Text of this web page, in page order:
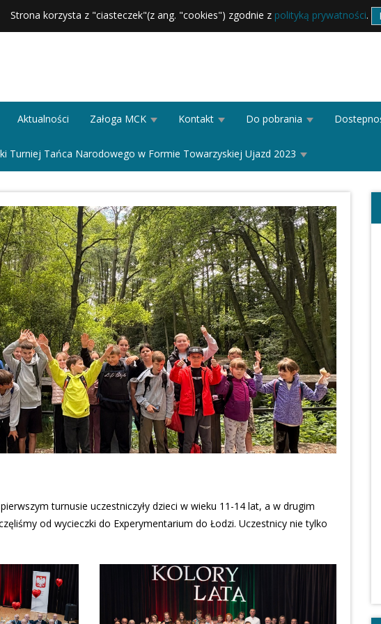
Strona korzysta z "ciasteczek"(z ang. "cookies") zgodnie z polityką prywatności.
Aktualności Załoga MCK Kontakt Do pobrania
Turniej Tańca Narodowego w Formie Towarzyskiej Ujazd 2023
turnusie uczestniczyły dzieci w wieku 11-14 lat, a w drugim
od wycieczki do Experymentarium do Łodzi. Uczestnicy nie tylko
wszystkiego dotknąć, przesunąć lub uruchomić. Kolejny dzień
Kolejnego dnia wybraliśmy się do Tomaszowa Mazowieckiego.
Podziemna Trasa Turystyczna Groty Nagórzyckie, gdzie
miejsca i mogliśmy podziwiać podziemne korytarze. Następnie